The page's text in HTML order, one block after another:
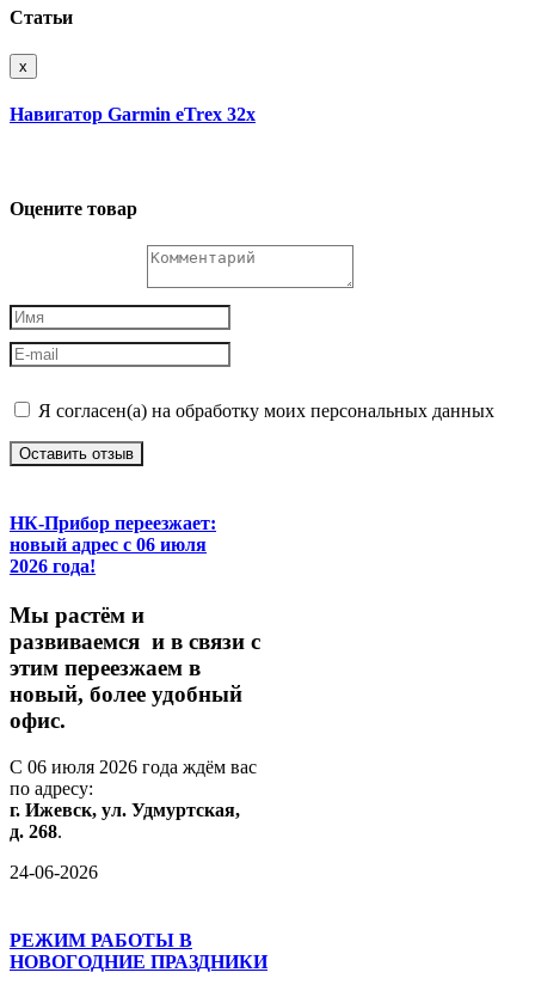
Статьи
x
Навигатор Garmin eTrex 32x
Оцените товар
Я согласен(а) на обработку моих персональных данных
Оставить отзыв
НК-Прибор переезжает:
новый адрес с 06 июля
2026 года!
Мы растём и
развиваемся и в связи с
этим переезжаем в
новый, более удобный
офис.
С 06 июля 2026 года ждём вас
по адресу:
г. Ижевск, ул. Удмуртская,
д. 268.
24-06-2026
РЕЖИМ РАБОТЫ В
НОВОГОДНИЕ ПРАЗДНИКИ